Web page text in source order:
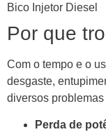
Bico Injetor Diesel
Por que
Com o tempo e o
desgaste,
diversos
Perda de